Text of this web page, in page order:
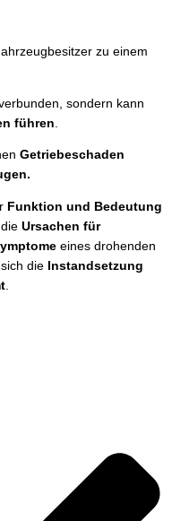
zu einem
sondern kann
führen
Getriebeschaden
Funktion und Bedeutung
Ursachen für
eines drohenden
die
Instandsetzung